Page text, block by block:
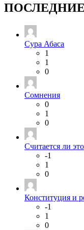
Сура Абаса
1
1
0
Сомнения
0
1
0
Считается ли
-1
1
0
Конституция и
-1
1
0